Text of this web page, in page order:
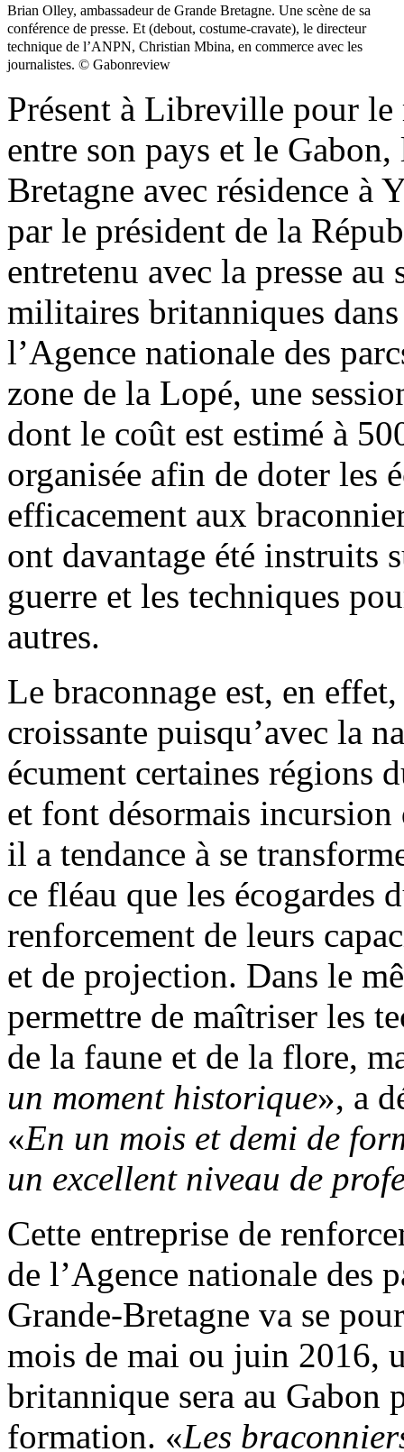
Brian Olley, ambassadeur de Grande Bretagne. Une scène de sa
conférence de presse. Et (debout, costume-cravate), le directeur
technique de l’ANPN, Christian Mbina, en commerce avec les
journalistes. © Gabonreview
Présent à Libreville pour
entre son pays et le Gabon,
Bretagne avec résidence à
par le président de la
entretenu avec la presse
militaires britanniques
l’Agence nationale des
zone de la Lopé, une
dont le coût est estimé à
organisée afin de doter les
efficacement aux
ont davantage été instruits
guerre et les techniques
autres.
Le braconnage est, en
croissante puisqu’avec la
écument certaines régions
et font désormais
il a tendance à se
ce fléau que les écogardes
renforcement de leurs
et de projection. Dans le
permettre de maîtriser les
de la faune et de la flore,
un moment historique», a
«En un mois et demi de
un excellent niveau de
Cette entreprise de
de l’Agence nationale des
Grande-Bretagne va se
mois de mai ou juin 2016,
britannique sera au Gabon
formation. «Les